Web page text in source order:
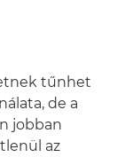
tűnhet
de a
jobban
az